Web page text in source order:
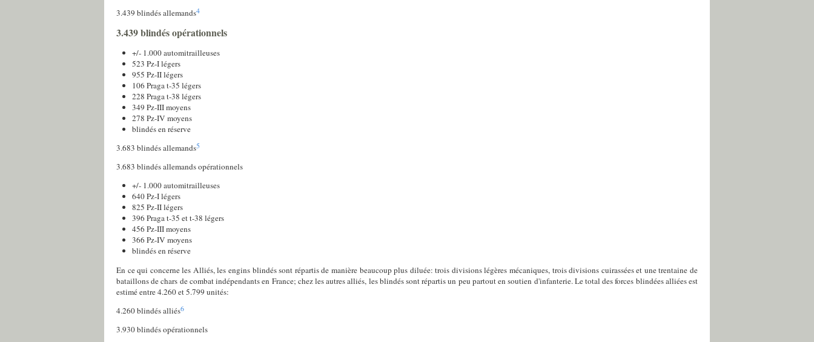
3.439 blindés allemands4
3.439 blindés opérationnels
+/- 1.000 automitrailleuses
523 Pz-I légers
955 Pz-II légers
106 Praga t-35 légers
228 Praga t-38 légers
349 Pz-III moyens
278 Pz-IV moyens
blindés en réserve
3.683 blindés allemands5
3.683 blindés allemands opérationnels
+/- 1.000 automitrailleuses
640 Pz-I légers
825 Pz-II légers
396 Praga t-35 et t-38 légers
456 Pz-III moyens
366 Pz-IV moyens
blindés en réserve
En ce qui concerne les Alliés, les engins blindés sont répartis de manière beaucoup plus diluée: trois divisions légères mécaniques, trois divisions cuirassées et une trentaine de
bataillons de chars de combat indépendants en France; chez les autres alliés, les blindés sont répartis un peu partout en soutien d'infanterie. Le total des forces blindées alliées est
estimé entre 4.260 et 5.799 unités:
4.260 blindés alliés6
3.930 blindés opérationnels